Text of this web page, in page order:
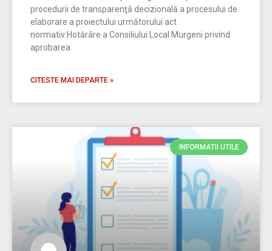
procedurii de transparenţă decizională a procesului de
elaborare a proiectului următorului act
normativ:Hotărâre a Consiliului Local Murgeni privind
aprobarea
CITESTE MAI DEPARTE »
INFORMATII UTILE